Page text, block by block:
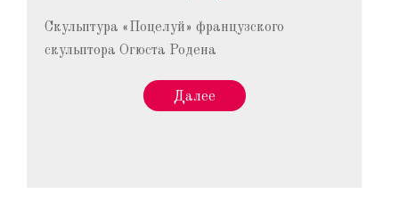
Скульптура «Поцелуй» французского
скульптора Огюста Родена
Далее